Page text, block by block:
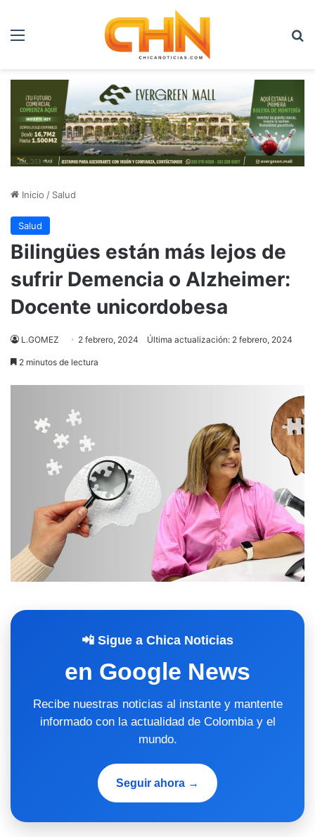
Menú
Inicio / Salud
Salud
Bilingües están más lejos de
sufrir Demencia o Alzheimer:
Docente unicordobesa
L.GOMEZ 2 febrero, 2024 Última actualización: 2 febrero, 2024
2 minutos de lectura
📲 Sigue a Chica Noticias
en Google News
Recibe nuestras noticias al instante y mantente
informado con la actualidad de Colombia y el
mundo.
Seguir ahora →